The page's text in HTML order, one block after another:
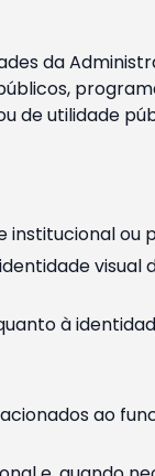
da
de utilidade
ou
visual
à
ao